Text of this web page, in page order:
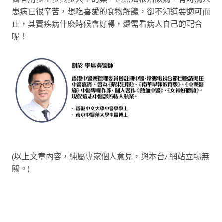
患病已很辛苦，想吃喜愛的食物解饞，卻不知道要適可而
止，其實疾病什麽時候會好轉，還需看病人自己的配合
呢！
(以上文章內容，純屬專家個人意見，與本台/ 網站立場無
關。)